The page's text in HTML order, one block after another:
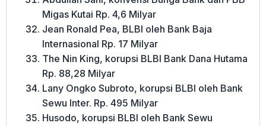
Migas Kutai Rp. 4,6 Milyar
Jean Ronald Pea, BLBI oleh Bank Baja
Internasional Rp. 17 Milyar
The Nin King, korupsi BLBI Bank Dana Hutama
Rp. 88,28 Milyar
Lany Ongko Subroto, korupsi BLBI oleh Bank
Sewu Inter. Rp. 495 Milyar
Husodo, korupsi BLBI oleh Bank Sewu